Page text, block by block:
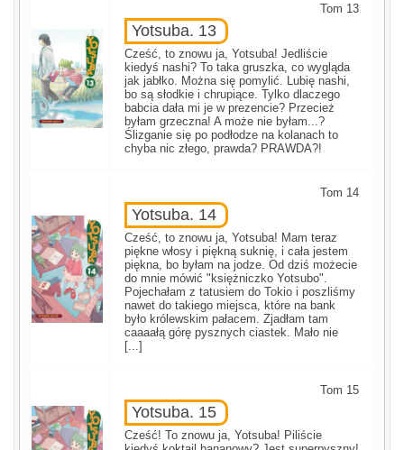
Tom 13
Yotsuba. 13
Cześć, to znowu ja, Yotsuba! Jedliście
kiedyś nashi? To taka gruszka, co wygląda
jak jabłko. Można się pomylić. Lubię nashi,
bo są słodkie i chrupiące. Tylko dlaczego
babcia dała mi je w prezencie? Przecież
byłam grzeczna! A może nie byłam...?
Ślizganie się po podłodze na kolanach to
chyba nic złego, prawda? PRAWDA?!
Tom 14
Yotsuba. 14
Cześć, to znowu ja, Yotsuba! Mam teraz
piękne włosy i piękną suknię, i cała jestem
piękna, bo byłam na jodze. Od dziś możecie
do mnie mówić "księżniczko Yotsubo".
Pojechałam z tatusiem do Tokio i poszliśmy
nawet do takiego miejsca, które na bank
było królewskim pałacem. Zjadłam tam
caaaałą górę pysznych ciastek. Mało nie
[...]
Tom 15
Yotsuba. 15
Cześć! To znowu ja, Yotsuba! Piliście